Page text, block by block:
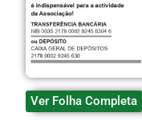
Ver Folha Completa